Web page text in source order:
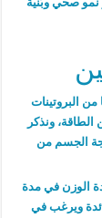
البروتينات
ونذكر
الجسم من
الوزن في مدة
ويرغب في